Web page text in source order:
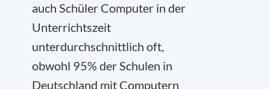
auch Schüler Computer in der
Unterrichtszeit
unterdurchschnittlich oft,
obwohl 95% der Schulen in
Deutschland mit Computern